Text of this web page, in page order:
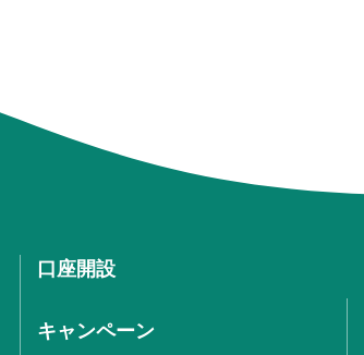
口座開設
キャンペーン